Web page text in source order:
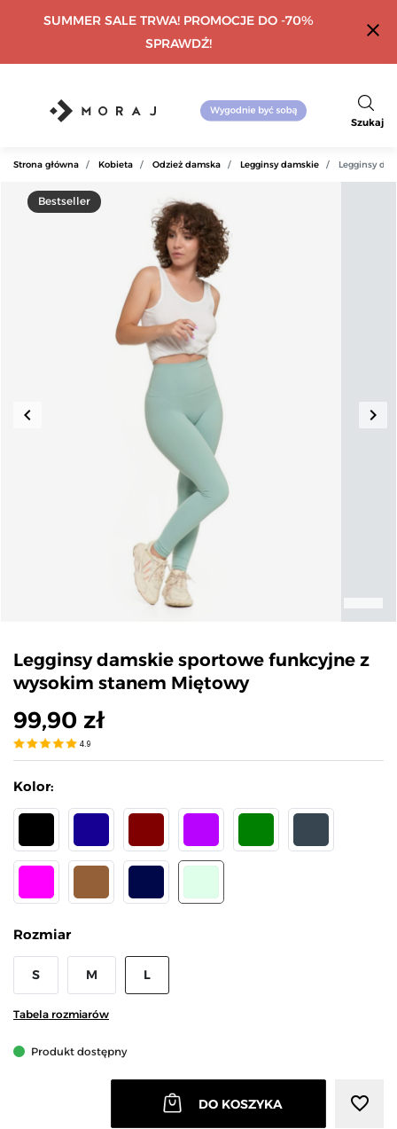
SUMMER SALE TRWA! PROMOCJE DO -70%
SPRAWDŹ!
close
Szukaj
Strona główna Kobieta Odzież damska Legginsy damskie Legginsy
Bestseller
Poprzedni
keyboard_arrow_left keyboard_arrow_right
Legginsy damskie sportowe funkcyjne z
wysokim stanem Miętowy
99,90 zł
4.9
Kolor:
Rozmiar
S M L
Tabela rozmiarów
Produkt dostępny
DO KOSZYKA favorite_border